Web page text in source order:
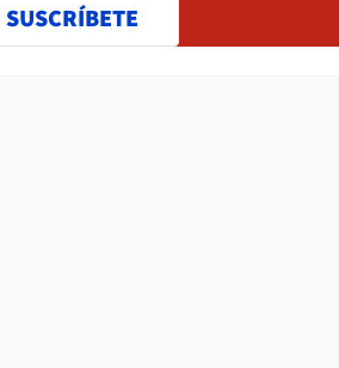
SUSCRÍBETE